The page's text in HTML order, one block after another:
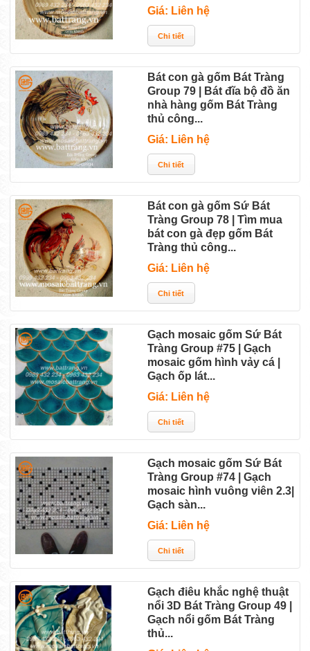
Giá: Liên hệ
Bát con gà gốm Bát Tràng
Group 79 | Bát đĩa bộ đồ ăn
nhà hàng gốm Bát Tràng
thủ công...
Giá: Liên hệ
Bát con gà gốm Sứ Bát
Tràng Group 78 | Tìm mua
bát con gà đẹp gốm Bát
Tràng thủ công...
Giá: Liên hệ
Gạch mosaic gốm Sứ Bát
Tràng Group #75 | Gạch
mosaic gốm hình vảy cá |
Gạch ốp lát...
Giá: Liên hệ
Gạch mosaic gốm Sứ Bát
Tràng Group #74 | Gạch
mosaic hình vuông viên 2.3|
Gạch sàn...
Giá: Liên hệ
Gạch điêu khắc nghệ thuật
nổi 3D Bát Tràng Group 49 |
Gạch nổi gốm Bát Tràng
thủ...